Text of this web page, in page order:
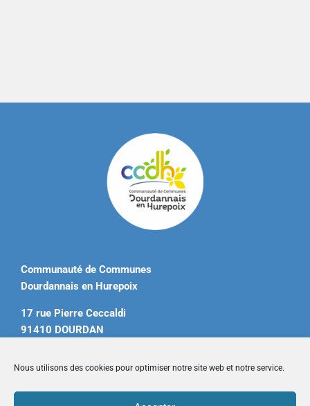
Nous utilisons des cookies pour optimiser notre site web et notre service.
Communauté de Communes
Dourdannais en Hurepoix
17 rue Pierre Ceccaldi
91410 DOURDAN
contact@ccdourdannais.com